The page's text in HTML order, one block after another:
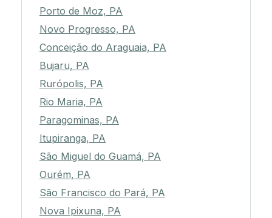
Porto de Moz, PA
Novo Progresso, PA
Conceição do Araguaia, PA
Bujaru, PA
Rurópolis, PA
Rio Maria, PA
Paragominas, PA
Itupiranga, PA
São Miguel do Guamá, PA
Ourém, PA
São Francisco do Pará, PA
Nova Ipixuna, PA